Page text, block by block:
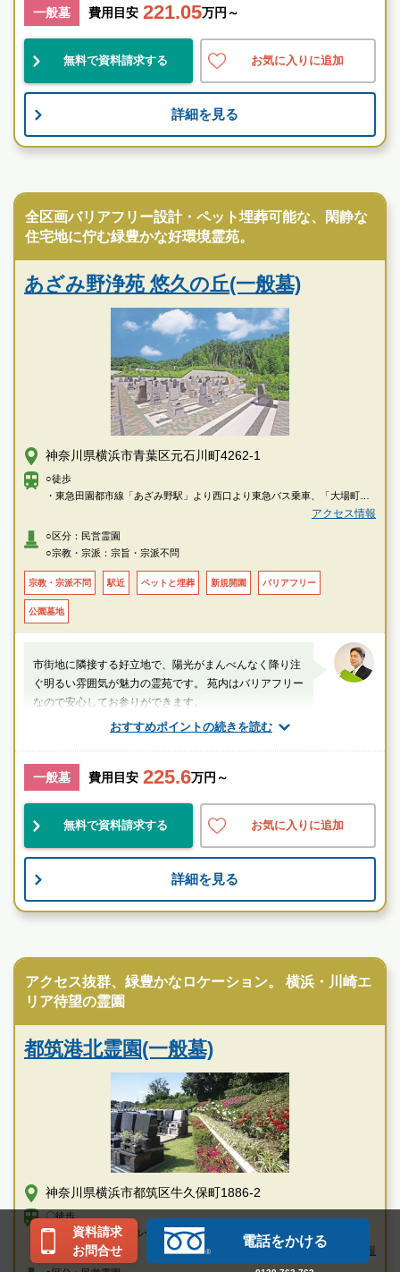
神奈川県
景観良 自然豊 品格有
横浜の街並みを見下ろす高台に誕生した高級感のある公
園墓地
霊園墓地のプロフェッショナルが無料でご案内いたしま
す
一般墓 費用目安 221.05万円～
無料で資料請求する お気に入りに追加
詳細を見る
全区画バリアフリー設計・ペット埋葬可能な、閑静な
住宅地に佇む緑豊かな好環境霊苑。
あざみ野浄苑 悠久の丘(一般墓)
神奈川県横浜市青葉区元石川町4262-1
○徒歩
・東急田園都市線「あざみ野駅」より西口より東急バス乗車、「大場町」
・東急田園都市線「たまプラーザ駅」より南口より東急バス乗車、「あざ
み野4丁目」バス停より徒歩で約3分
〇車
・東急田園都市線「あざみ野駅」より西口より車で約4分
アクセス情報
○区分：民営霊園
○宗教・宗派：宗旨・宗派不問
宗教・宗派不問 駅近 ペットと埋葬 新規開園 バリアフリー
公園墓地
おすすめポイントの続きを読む
市街地に隣接する好立地で、陽光がまんべんなく降り注
ぐ明るい雰囲気が魅力の霊苑です。 苑内はバリアフリー
なので安心してお参りができます。
厚生労働省認定 葬祭ディレクター技能審査
1級葬祭ディレクター 田中（業界歴15年）
神奈川県
設備良 管理良 宗教不問
お墓のことなら何でもご相談ください
現地を見学して実際の雰囲気をお確かめください
あざみ野浄苑 悠久の丘の特徴
一般墓 費用目安 225.6万円～
無料で資料請求する お気に入りに追加
詳細を見る
アクセス抜群、緑豊かなロケーション。 横浜・川崎エ
リア待望の霊園
都筑港北霊園(一般墓)
神奈川県横浜市都筑区牛久保町1886-2
〇徒歩
・横浜市営地下鉄ブルーライン・グリーンライン「センター北」駅、横浜
市営地下鉄グリーンライン「北山田」駅、東急田園都市線「たまプラー
ザ」駅より乗車、「研究所前」下車徒歩約9分
アクセス情報
資料請求
お問合せ
電話をかける